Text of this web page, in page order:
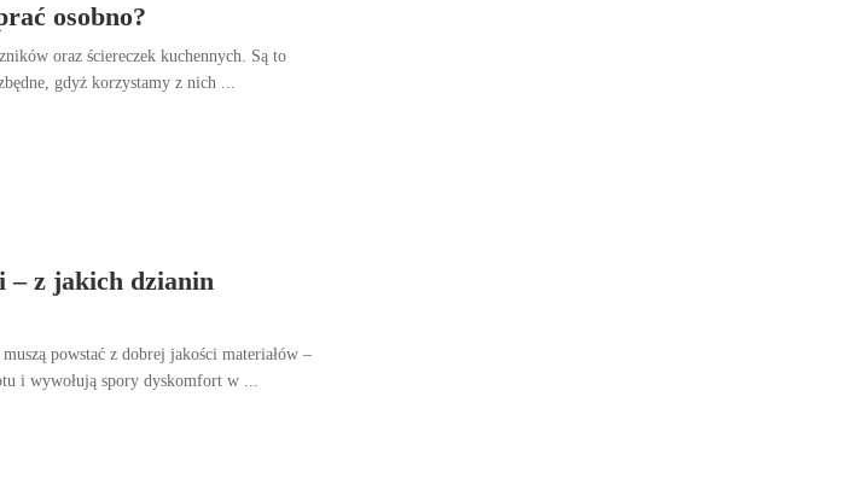
osobno?
oraz ściereczek kuchennych. Są to
gdyż korzystamy z nich ...
– z jakich dzianin
powstać z dobrej jakości materiałów –
i wywołują spory dyskomfort w ...